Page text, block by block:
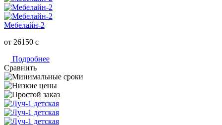
Мебелайн-2
от 26150 c
Подробнее
Сравнить